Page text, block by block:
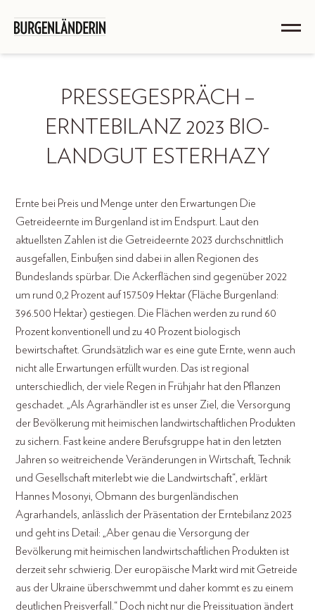
PRESSEGESPRÄCH –
ERNTEBILANZ 2023 BIO-
LANDGUT ESTERHAZY
Ernte bei Preis und Menge unter den Erwartungen Die
Getreideernte im Burgenland ist im Endspurt. Laut den
aktuellsten Zahlen ist die Getreideernte 2023 durchschnittlich
ausgefallen, Einbußen sind dabei in allen Regionen des
Bundeslands spürbar. Die Ackerflächen sind gegenüber 2022
um rund 0,2 Prozent auf 157.509 Hektar (Fläche Burgenland:
396.500 Hektar) gestiegen. Die Flächen werden zu rund 60
Prozent konventionell und zu 40 Prozent biologisch
bewirtschaftet. Grundsätzlich war es eine gute Ernte, wenn auch
nicht alle Erwartungen erfüllt wurden. Das ist regional
unterschiedlich, der viele Regen in Frühjahr hat den Pflanzen
geschadet. „Als Agrarhändler ist es unser Ziel, die Versorgung
der Bevölkerung mit heimischen landwirtschaftlichen Produkten
zu sichern. Fast keine andere Berufsgruppe hat in den letzten
Jahren so weitreichende Veränderungen in Wirtschaft, Technik
und Gesellschaft miterlebt wie die Landwirtschaft“, erklärt
Hannes Mosonyi, Obmann des burgenländischen
Agrarhandels, anlässlich der Präsentation der Erntebilanz 2023
und geht ins Detail: „Aber genau die Versorgung der
Bevölkerung mit heimischen landwirtschaftlichen Produkten ist
derzeit sehr schwierig. Der europäische Markt wird mit Getreide
aus der Ukraine überschwemmt und daher kommt es zu einem
deutlichen Preisverfall.“ Doch nicht nur die Preissituation ändert